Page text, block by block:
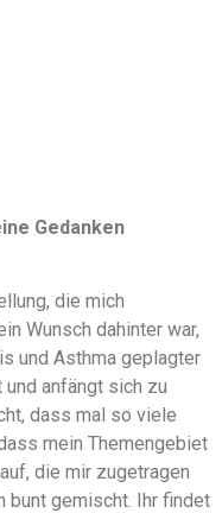
Gedanken
die mich
Wunsch dahinter war,
und Asthma geplagter
anfängt sich zu
dass mal so viele
mein Themengebiet
die mir zugetragen
bunt gemischt. Ihr findet